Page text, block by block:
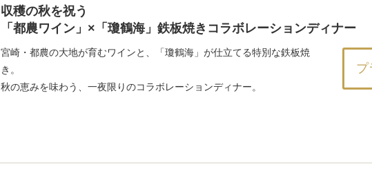
収穫の秋を祝う
「都農ワイン」×「瓊鶴海」鉄板焼きコラボレーションディナー
宮崎・都農の大地が育むワインと、「瓊鶴海」が仕立てる特別な鉄板焼
き。
秋の恵みを味わう、一夜限りのコラボレーションディナー。
プ